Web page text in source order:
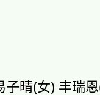
(女) 丰瑞恩(